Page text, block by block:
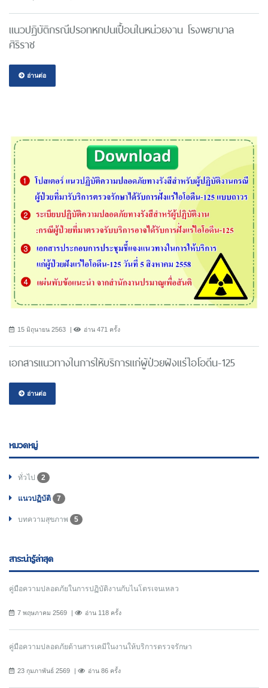
แนวปฏิบัติกรณีปรอทหกปนเปื้อนในหน่วยงาน โรงพยาบาล
ศิริราช
อ่านต่อ
15 มิถุนายน 2563 อ่าน 471 ครั้ง
เอกสารแนวทางในการให้บริการแก่ผู้ป่วยฝังแร่ไอโอดีน-125
อ่านต่อ
หมวดหมู่
ทั่วไป 2
แนวปฏิบัติ 7
บทความสุขภาพ 5
สาระน่ารู้ล่าสุด
คู่มือความปลอดภัยในการปฏิบัติงานกับไนโตรเจนเหลว
7 พฤษภาคม 2569 อ่าน 118 ครั้ง
คู่มือความปลอดภัยด้านสารเคมีในงานให้บริการตรวจรักษา
23 กุมภาพันธ์ 2569 อ่าน 86 ครั้ง